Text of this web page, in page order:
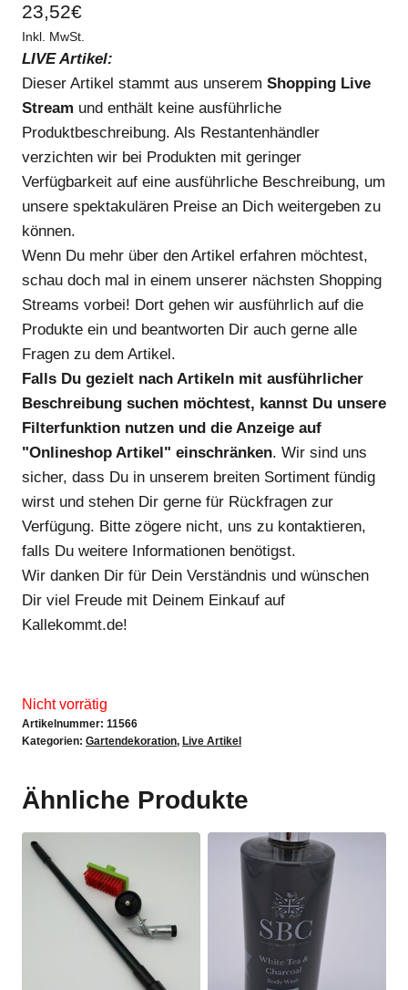
23,52€
Inkl. MwSt.
LIVE Artikel:
Dieser Artikel stammt aus unserem Shopping Live
Stream und enthält keine ausführliche
Produktbeschreibung. Als Restantenhändler
verzichten wir bei Produkten mit geringer
Verfügbarkeit auf eine ausführliche Beschreibung, um
unsere spektakulären Preise an Dich weitergeben zu
können.
Wenn Du mehr über den Artikel erfahren möchtest,
schau doch mal in einem unserer nächsten Shopping
Streams vorbei! Dort gehen wir ausführlich auf die
Produkte ein und beantworten Dir auch gerne alle
Fragen zu dem Artikel.
Falls Du gezielt nach Artikeln mit ausführlicher
Beschreibung suchen möchtest, kannst Du unsere
Filterfunktion nutzen und die Anzeige auf
"Onlineshop Artikel" einschränken. Wir sind uns
sicher, dass Du in unserem breiten Sortiment fündig
wirst und stehen Dir gerne für Rückfragen zur
Verfügung. Bitte zögere nicht, uns zu kontaktieren,
falls Du weitere Informationen benötigst.
Wir danken Dir für Dein Verständnis und wünschen
Dir viel Freude mit Deinem Einkauf auf
Kallekommt.de!
Nicht vorrätig
Artikelnummer: 11566
Kategorien: Gartendekoration, Live Artikel
Ähnliche Produkte